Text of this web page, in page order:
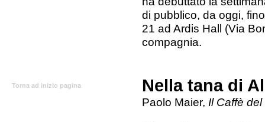
di pubblico, da oggi,
21 ad Ardis Hall (Via
compagnia.
Torna ad inizio pagina Nella tana di
Paolo Maier, Il Caffè del